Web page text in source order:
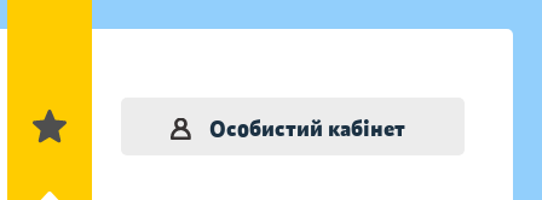
Особистий кабінет